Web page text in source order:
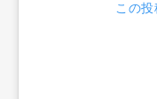
この